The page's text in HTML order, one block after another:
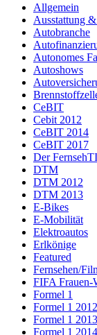
Allgemein
Ausstattung
Autobranche
Autonomes
Autoshows
CeBIT
Cebit 2012
CeBIT 2014
CeBIT 2017
Der
DTM
DTM 2012
DTM 2013
E-Bikes
E-Mobilität
Elektroautos
Erlkönige
Featured
Fernsehen/
FIFA Frauen-
Formel 1
Formel 1 2012
Formel 1 2013
Formel 1 2014